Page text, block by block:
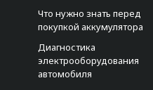
Что нужно знать перед
покупкой аккумулятора
Диагностика
электрооборудования
автомобиля